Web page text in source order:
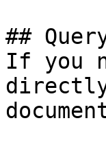
##
If you